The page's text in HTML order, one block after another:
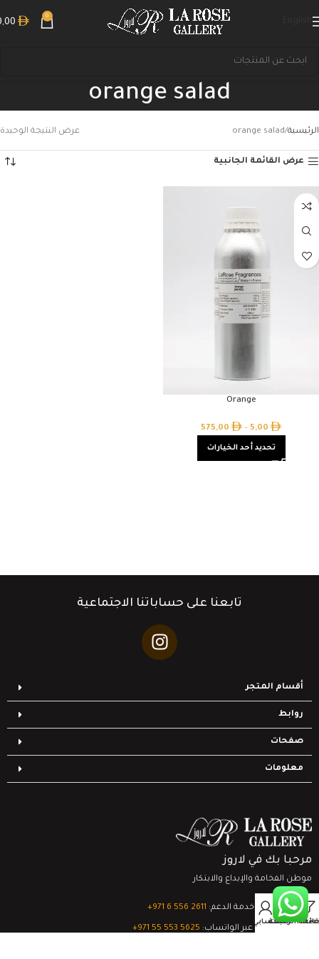
0
orange salad
الرئيسية orange salad عرض النتيجة الوحيدة
عرض القائمة الجانبية
Orange
5,00
–
575,00
تحديد أحد الخيارات
تابعنا على حساباتنا الاجتماعية
أقسام المتجر
روابط
صفحات
معلومات
مرحبا بك في لاروز
موطن الفخامة والإبداع والابتكار
تواصل مع خدمة الدعم: ‎+971 6 556 2611
الدعم الفني عبر الواتساب: ‎+971 55 553 5625
قائمة الرغبات
0
السلةحسابي